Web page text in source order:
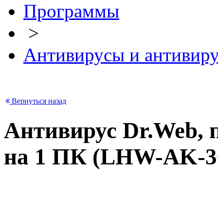
Программы
>
Антивирусы и
Вернуться назад
Антивирус Dr.Web,
на 1 ПК (LHW-AK-